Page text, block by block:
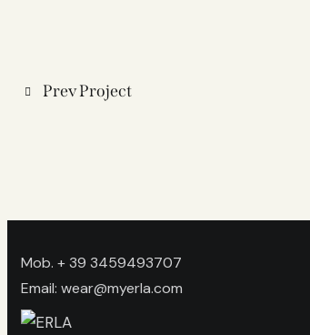
Navigazione
Prev Project
Mob. + 39 3459493707
Email: wear@myerla.com